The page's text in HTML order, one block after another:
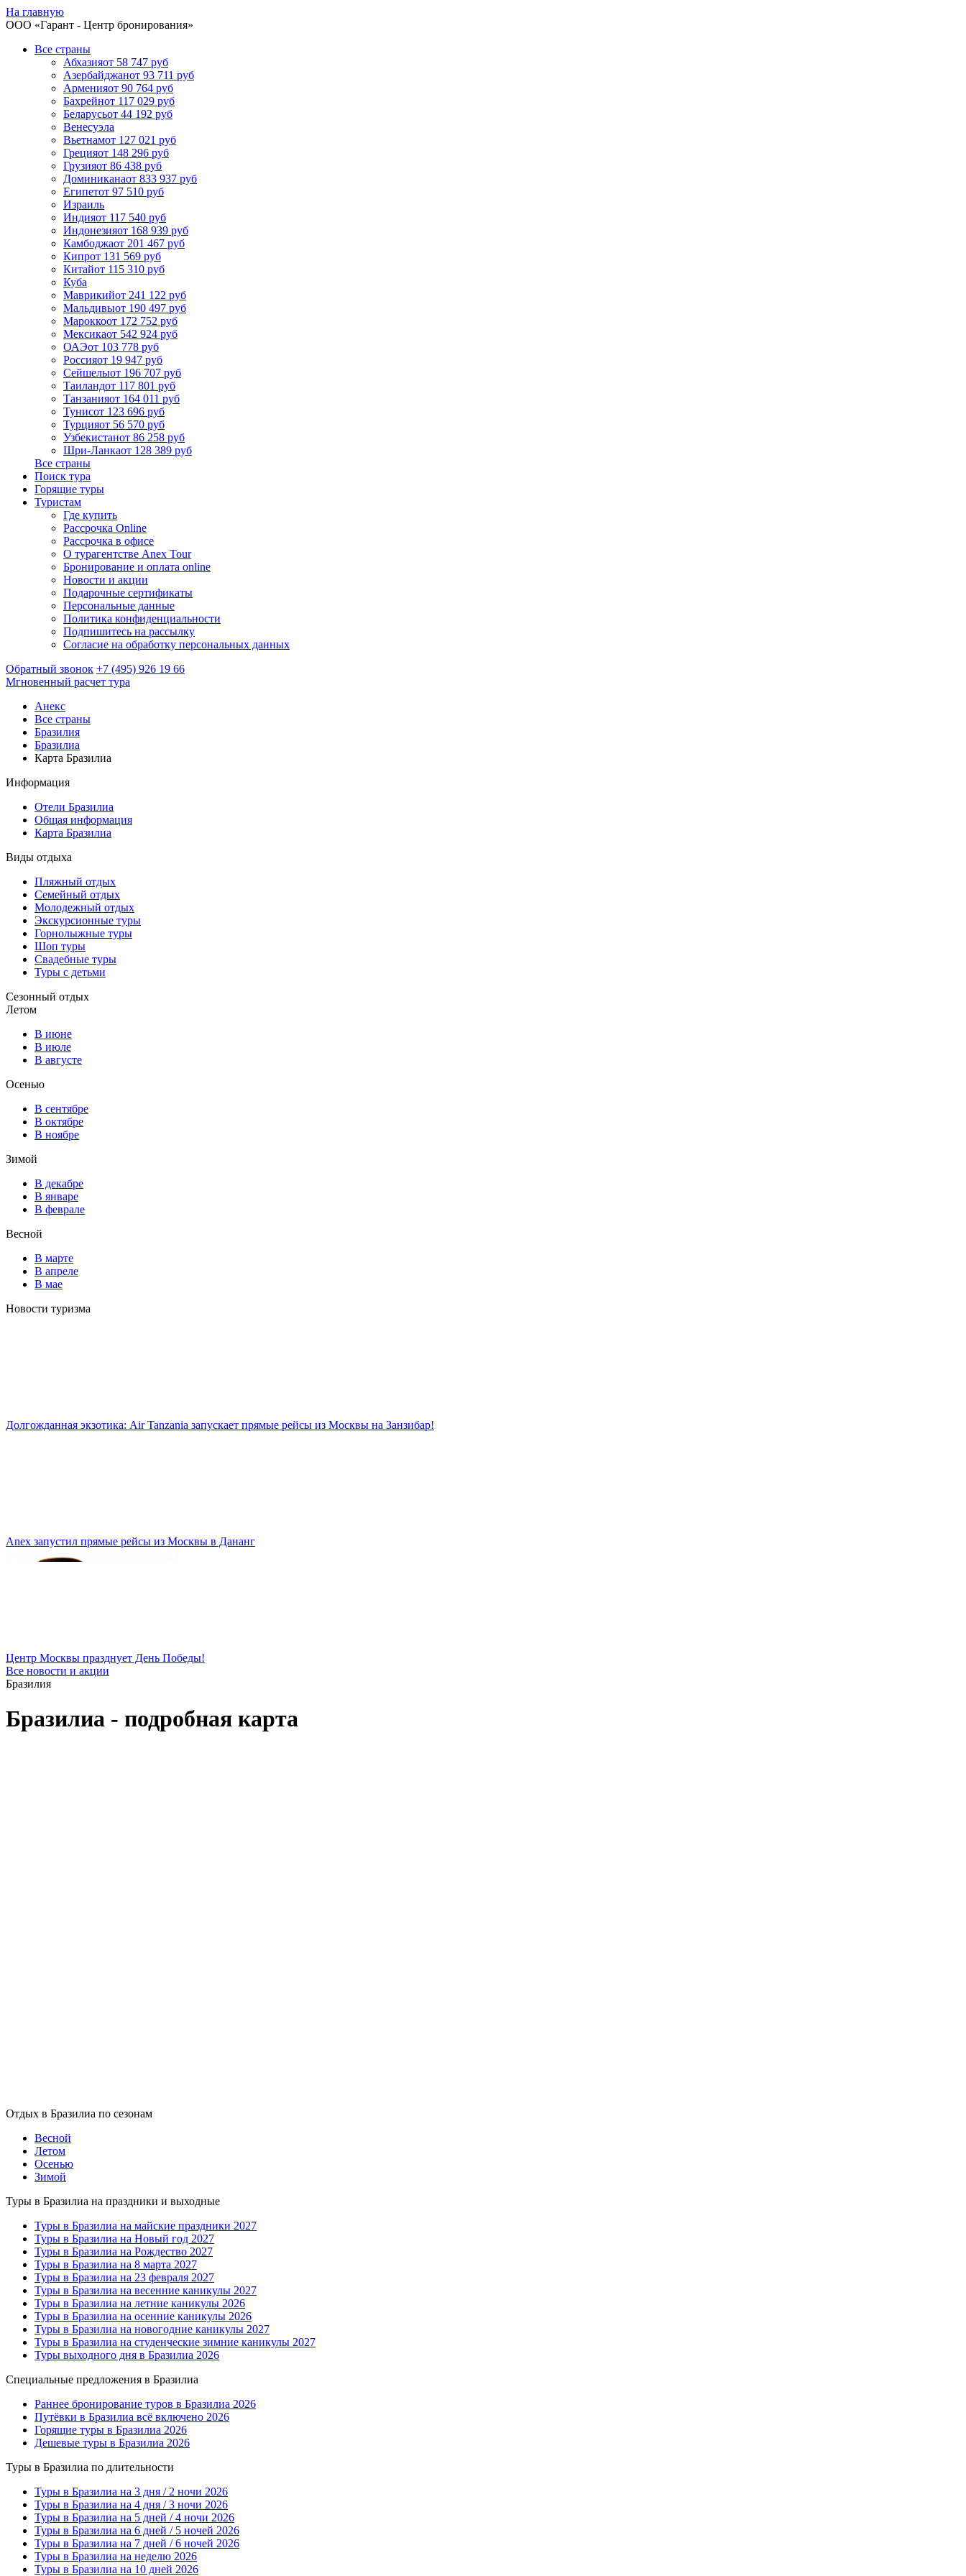
На главную
ООО «Гарант - Центр бронирования»
Все страны
Абхазияот 58 747 руб
Азербайджанот 93 711 руб
Арменияот 90 764 руб
Бахрейнот 117 029 руб
Беларусьот 44 192 руб
Венесуэла
Вьетнамот 127 021 руб
Грецияот 148 296 руб
Грузияот 86 438 руб
Доминиканаот 833 937 руб
Египетот 97 510 руб
Израиль
Индияот 117 540 руб
Индонезияот 168 939 руб
Камбоджаот 201 467 руб
Кипрот 131 569 руб
Китайот 115 310 руб
Куба
Маврикийот 241 122 руб
Мальдивыот 190 497 руб
Мароккоот 172 752 руб
Мексикаот 542 924 руб
ОАЭот 103 778 руб
Россияот 19 947 руб
Сейшелыот 196 707 руб
Таиландот 117 801 руб
Танзанияот 164 011 руб
Тунисот 123 696 руб
Турцияот 56 570 руб
Узбекистанот 86 258 руб
Шри-Ланкаот 128 389 руб
Все страны
Поиск тура
Горящие туры
Туристам
Где купить
Рассрочка Online
Рассрочка в офисе
О турагентстве Anex Tour
Бронирование и оплата online
Новости и акции
Подарочные сертификаты
Персональные данные
Политика конфиденциальности
Подпишитесь на рассылку
Согласие на обработку персональных данных
Обратный звонок +7 (495) 926 19 66
Мгновенный расчет тура
Анекс
Все страны
Бразилия
Бразилиа
Карта Бразилиа
Информация
Отели Бразилиа
Общая информация
Карта Бразилиа
Виды отдыха
Пляжный отдых
Семейный отдых
Молодежный отдых
Экскурсионные туры
Горнолыжные туры
Шоп туры
Свадебные туры
Туры с детьми
Сезонный отдых
Летом
В июне
В июле
В августе
Осенью
В сентябре
В октябре
В ноябре
Зимой
В декабре
В январе
В феврале
Весной
В марте
В апреле
В мае
Новости туризма
Долгожданная экзотика: Air Tanzania запускает прямые рейсы из Москвы на Занзибар!
Anex запустил прямые рейсы из Москвы в Дананг
Центр Москвы празднует День Победы!
Все новости и акции
Бразилия
Бразилиа - подробная карта
Отдых в Бразилиа по сезонам
Весной
Летом
Осенью
Зимой
Туры в Бразилиа на праздники и выходные
Туры в Бразилиа на майские праздники 2027
Туры в Бразилиа на Новый год 2027
Туры в Бразилиа на Рождество 2027
Туры в Бразилиа на 8 марта 2027
Туры в Бразилиа на 23 февраля 2027
Туры в Бразилиа на весенние каникулы 2027
Туры в Бразилиа на летние каникулы 2026
Туры в Бразилиа на осенние каникулы 2026
Туры в Бразилиа на новогодние каникулы 2027
Туры в Бразилиа на студенческие зимние каникулы 2027
Туры выходного дня в Бразилиа 2026
Специальные предложения в Бразилиа
Раннее бронирование туров в Бразилиа 2026
Путёвки в Бразилиа всё включено 2026
Горящие туры в Бразилиа 2026
Дешевые туры в Бразилиа 2026
Туры в Бразилиа по длительности
Туры в Бразилиа на 3 дня / 2 ночи 2026
Туры в Бразилиа на 4 дня / 3 ночи 2026
Туры в Бразилиа на 5 дней / 4 ночи 2026
Туры в Бразилиа на 6 дней / 5 ночей 2026
Туры в Бразилиа на 7 дней / 6 ночей 2026
Туры в Бразилиа на неделю 2026
Туры в Бразилиа на 10 дней 2026